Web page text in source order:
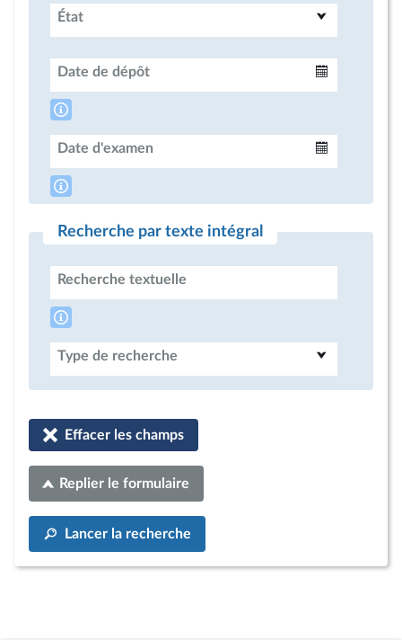
État
Date de dépôt
Date d'examen
Recherche par texte intégral
Recherche textuelle
Type de recherche
Effacer les champs
Replier le formulaire
Lancer la recherche